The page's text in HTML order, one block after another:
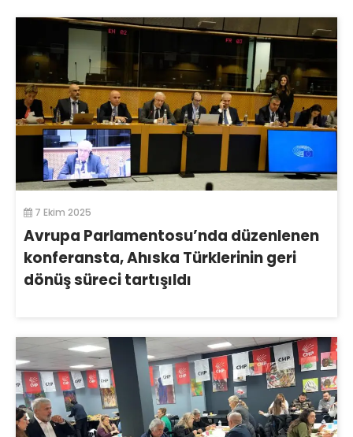
7 Ekim 2025
Avrupa Parlamentosu’nda düzenlenen
konferansta, Ahıska Türklerinin geri
dönüş süreci tartışıldı